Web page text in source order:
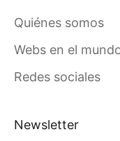
Quiénes somos
Webs en el
Redes sociales
Newsletter